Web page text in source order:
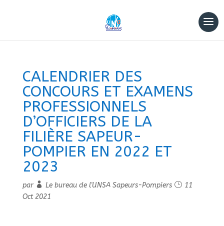
CALENDRIER DES
CONCOURS ET EXAMENS
PROFESSIONNELS
D’OFFICIERS DE LA
FILIÈRE SAPEUR-
POMPIER EN 2022 ET
2023
par Le bureau de l'UNSA Sapeurs-Pompiers
11
Oct 2021